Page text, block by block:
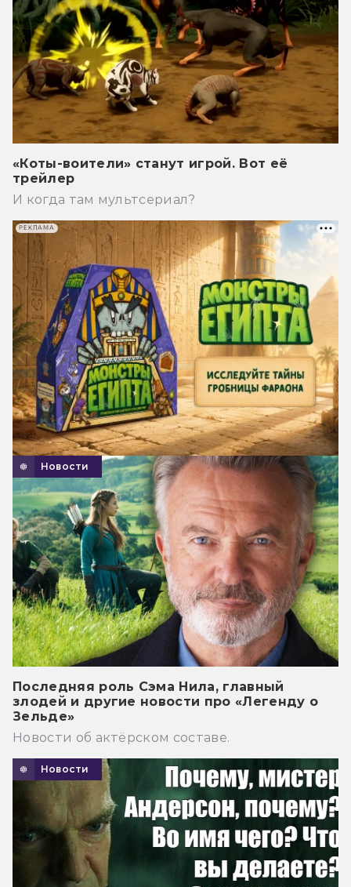
«Коты-воители» станут игрой. Вот её
трейлер
И когда там мультсериал?
Новости
Последняя роль Сэма Нила, главный
злодей и другие новости про «Легенду о
Зельде»
Новости об актёрском составе.
Новости
РЕКЛАМА